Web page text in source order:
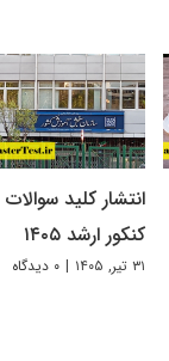
انتشار کلید سوالات
کنکور ارشد ۱۴۰۵
۳۱ تیر, ۱۴۰۵ | ۰ دیدگاه